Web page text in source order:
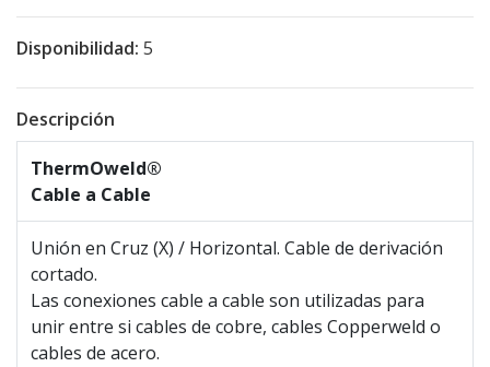
Disponibilidad: 5
Descripción
ThermOweld®
Cable a Cable
Unión en Cruz (X) / Horizontal. Cable de derivación
cortado.
Las conexiones cable a cable son utilizadas para
unir entre si cables de cobre, cables Copperweld o
cables de acero.